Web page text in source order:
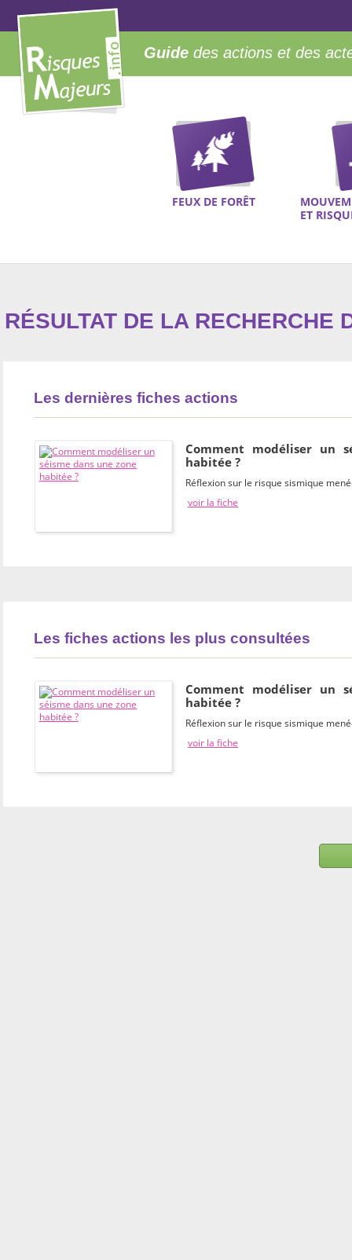
Guide des actions et des
FEUX DE FORÊT
ET
RÉSULTAT DE LA RECHERCHE
Les dernières fiches actions
Comment modéliser un
habitée ?
Réflexion sur le risque sismique
voir la fiche
Les fiches actions les plus consultées
Comment modéliser un
habitée ?
Réflexion sur le risque sismique
voir la fiche